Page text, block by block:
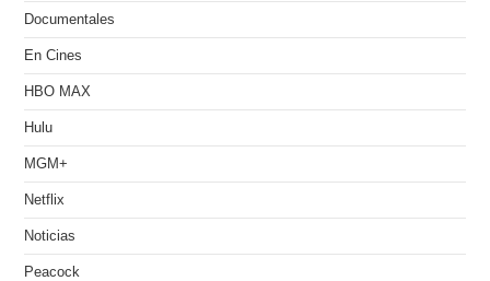
Documentales
En Cines
HBO MAX
Hulu
MGM+
Netflix
Noticias
Peacock